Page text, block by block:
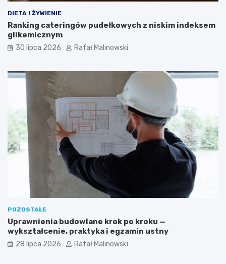
DIETA I ŻYWIENIE
Ranking cateringów pudełkowych z niskim indeksem
glikemicznym
30 lipca 2026 Rafał Malinowski
POZOSTAŁE
Uprawnienia budowlane krok po kroku —
wykształcenie, praktyka i egzamin ustny
28 lipca 2026 Rafał Malinowski